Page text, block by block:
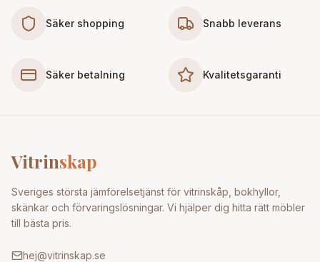
Säker shopping Snabb leverans
Säker betalning Kvalitetsgaranti
Vitrinskap
Sveriges största jämförelsetjänst för vitrinskåp, bokhyllor,
skänkar och förvaringslösningar. Vi hjälper dig hitta rätt möbler
till bästa pris.
hej@vitrinskap.se